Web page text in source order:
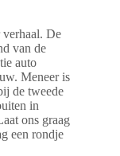
De
van de
auto
Meneer is
de tweede
in
ons graag
een rondje